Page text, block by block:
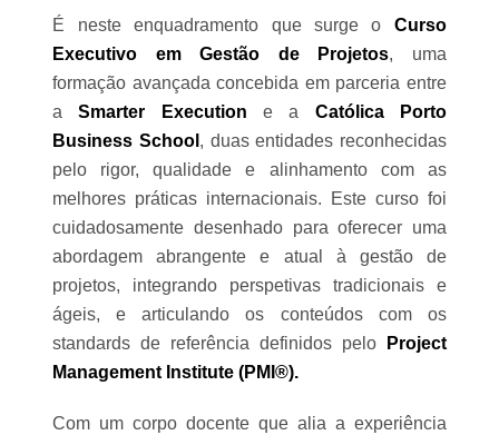
É neste enquadramento que surge o Curso
Executivo em Gestão de Projetos, uma
formação avançada concebida em parceria entre
aSmarter Execution e a Católica Porto
Business School , duas entidades reconhecidas
pelo rigor, qualidade e alinhamento com as
melhores práticas internacionais. Este curso foi
cuidadosamente desenhado para oferecer uma
abordagem abrangente e atual à gestão de
projetos, integrando perspetivas tradicionais e
ágeis, e articulando os conteúdos com os
standards de referência definidos pelo
Project
Management Institute (PMI®).
Com um corpo docente que alia a experiência